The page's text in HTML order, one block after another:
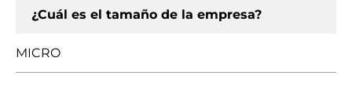
¿Cuál es el tamaño de la empresa?
MICRO